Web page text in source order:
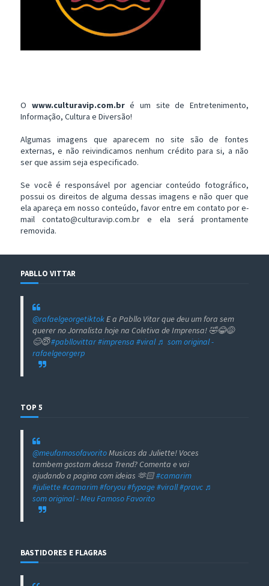
O www.culturavip.com.bré um site de Entretenimento,
Informação, Cultura e Diversão!
Algumas imagens que aparecem no site são de fontes
externas, e não reivindicamos nenhum crédito para si, a não
ser que assim seja especificado.
Se você é responsável por agenciar conteúdo fotográfico,
possui os direitos de alguma dessas imagens e não quer que
ela apareça em nosso conteúdo, favor entre em contato por e-
mail contato@culturavip.com.br e ela será prontamente
removida.
PABLLO VITTAR
@rafaelgeorgetiktokE a Pabllo Vitar que deu um fora sem
querer no Jornalista hoje na Coletiva de Imprensa! 🤣😂😅
😊😇#pabllovittar#imprensa #viral ♬ som original -
rafaelgeorgerp
TOP 5
@meufamosofavoritoMusicas da Juliette! Voces
tambem gostam dessa Trend? Comenta e vai
ajudando a pagina com ideias 🫶🏻#camarim
#juliette#camarim#foryou#fypage#virall#pravc ♬
som original - Meu Famoso Favorito
BASTIDORES E FLAGRAS